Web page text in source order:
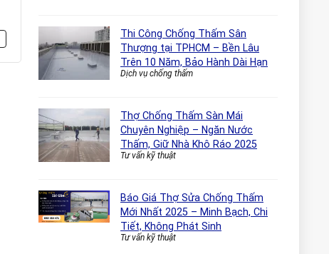
Thi Công Chống Thấm Sân
Thượng tại TPHCM – Bền Lâu
Trên 10 Năm, Bảo Hành Dài Hạn
Dịch vụ chống thấm
Thợ Chống Thấm Sàn Mái
Chuyên Nghiệp – Ngăn Nước
Thấm, Giữ Nhà Khô Ráo 2025
Tư vấn kỹ thuật
Báo Giá Thợ Sửa Chống Thấm
Mới Nhất 2025 – Minh Bạch, Chi
Tiết, Không Phát Sinh
Tư vấn kỹ thuật